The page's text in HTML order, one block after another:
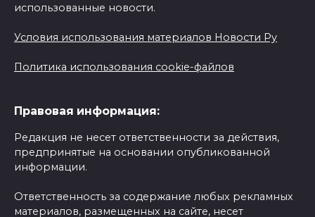
использованные новости.
Условия использования материалов Новости Ру
Политика использования cookie-файлов
Правовая информация:
Редакция не несет ответственности за действия,
предпринятые на основании опубликованной
информации.
Ответственность за содержание любых рекламных
материалов, размещенных на сайте, несет